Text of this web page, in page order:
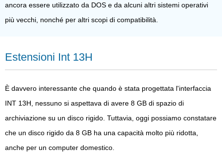
ancora essere utilizzato da DOS e da alcuni altri sistemi operativi
più vecchi, nonché per altri scopi di compatibilità.
Estensioni Int 13H
È davvero interessante che quando è stata progettata l'interfaccia
INT 13H, nessuno si aspettava di avere 8 GB di spazio di
archiviazione su un disco rigido. Tuttavia, oggi possiamo constatare
che un disco rigido da 8 GB ha una capacità molto più ridotta,
anche per un computer domestico.